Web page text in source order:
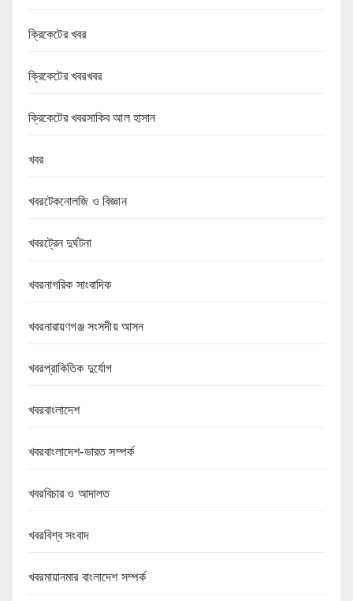
ক্রিকেটের খবর
ক্রিকেটের খবরখবর
ক্রিকেটের খবরসাকিব আল হাসান
খবর
খবরটেকনোলজি ও বিজ্ঞান
খবরট্রেন দুর্ঘটনা
খবরনাগরিক সাংবাদিক
খবরনারায়ণগঞ্জ সংসদীয় আসন
খবরপ্রাকিতিক দুর্যোগ
খবরবাংলাদেশ
খবরবাংলাদেশ-ভারত সম্পর্ক
খবরবিচার ও আদালত
খবরবিশ্ব সংবাদ
খবরমায়ানমার বাংলাদেশ সম্পর্ক